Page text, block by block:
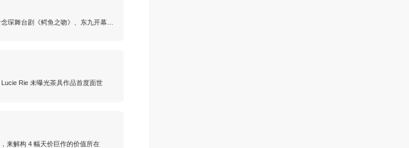
琛舞台剧《鳄鱼之吻》、东九开幕音
Rie 未曝光茶具作品首度面世
来解构 4 幅天价巨作的价值所在